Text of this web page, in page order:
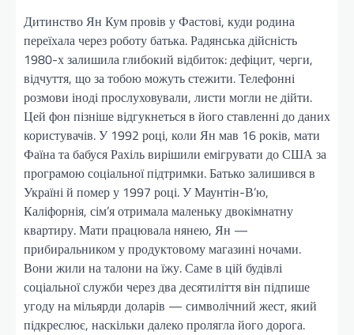
Дитинство Ян Кум провів у Фастові, куди родина
переїхала через роботу батька. Радянська дійсність
1980-х залишила глибокий відбиток: дефіцит, черги,
відчуття, що за тобою можуть стежити. Телефонні
розмови іноді прослуховували, листи могли не дійти.
Цей фон пізніше відгукнеться в його ставленні до даних
користувачів. У 1992 році, коли Ян мав 16 років, мати
Фаїна та бабуся Рахіль вирішили емігрувати до США за
програмою соціальної підтримки. Батько залишився в
Україні й помер у 1997 році. У Маунтін-В’ю,
Каліфорнія, сім’я отримала маленьку двокімнатну
квартиру. Мати працювала нянею, Ян —
прибиральником у продуктовому магазині ночами.
Вони жили на талони на їжу. Саме в цій будівлі
соціальної служби через два десятиліття він підпише
угоду на мільярди доларів — символічний жест, який
підкреслює, наскільки далеко пролягла його дорога.